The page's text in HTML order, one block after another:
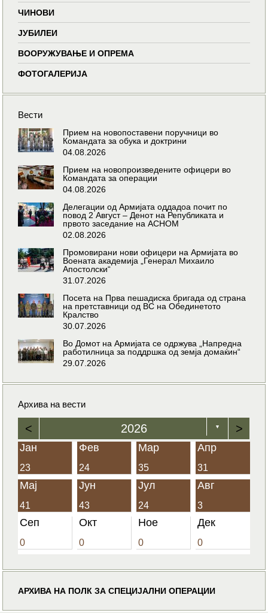
ЧИНОВИ
ЈУБИЛЕИ
ВООРУЖУВАЊЕ И ОПРЕМА
ФОТОГАЛЕРИЈА
Вести
Прием на новопоставени поручници во
Командата за обука и доктрини
04.08.2026
Прием на новопроизведените офицери во
Командата за операции
04.08.2026
Делегации од Армијата оддадоа почит по
повод 2 Август – Денот на Републиката и
првото заседание на АСНОМ
02.08.2026
Промовирани нови офицери на Армијата во
Воената академија „Генерал Михаило
Апостолски“
31.07.2026
Посета на Прва пешадиска бригада од страна
на претставници од ВС на Обединетото
Кралство
30.07.2026
Во Домот на Армијата се одржува „Напредна
работилница за поддршка од земја домаќин“
29.07.2026
Архива на вести
< 2026 ▼ >
Јан
23
Фев
24
Мар
35
Апр
31
Мај
41
Јун
43
Јул
24
Авг
3
Сеп
0
Окт
0
Ное
0
Дек
0
АРХИВА НА ПОЛК ЗА СПЕЦИЈАЛНИ ОПЕРАЦИИ